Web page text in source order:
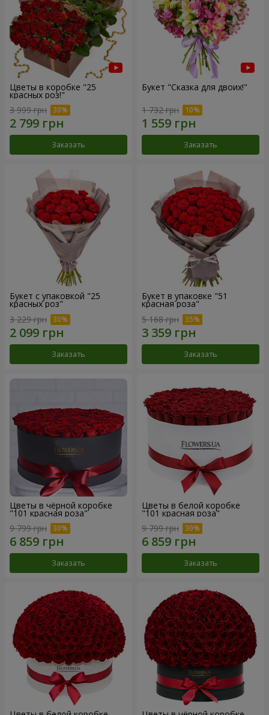
Цветы в коробке "25
красных роз!"
3 999 грн
Заказать
Букет "Сказка для двоих!"
1 732 грн
Заказать
Букет с упаковкой "25
красных роз"
3 229 грн
Заказать
Букет в упаковке "51
красная роза"
5 168 грн
Заказать
Цветы в чёрной коробке
"101 красная роза"
9 799 грн
Заказать
Цветы в белой коробке
"101 красная роза"
9 799 грн
Заказать